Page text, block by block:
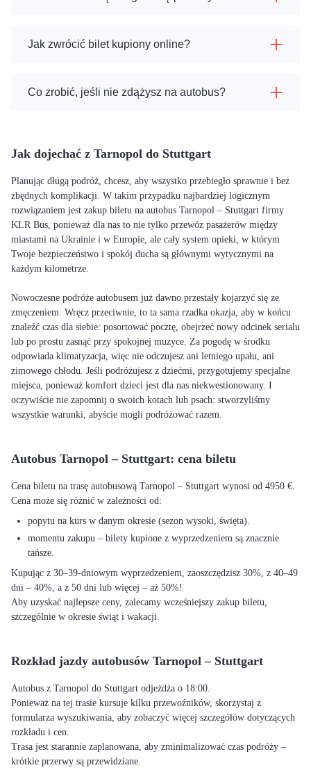
Jak zwrócić bilet kupiony online?
Co zrobić, jeśli nie zdążysz na autobus?
Jak dojechać z Tarnopol do Stuttgart
Planując długą podróż, chcesz, aby wszystko przebiegło sprawnie i bez
zbędnych komplikacji. W takim przypadku najbardziej logicznym
rozwiązaniem jest zakup biletu na autobus Tarnopol – Stuttgart firmy
KLR Bus, ponieważ dla nas to nie tylko przewóz pasażerów między
miastami na Ukrainie i w Europie, ale cały system opieki, w którym
Twoje bezpieczeństwo i spokój ducha są głównymi wytycznymi na
każdym kilometrze.
Nowoczesne podróże autobusem już dawno przestały kojarzyć się ze
zmęczeniem. Wręcz przeciwnie, to ta sama rzadka okazja, aby w końcu
znaleźć czas dla siebie: posortować pocztę, obejrzeć nowy odcinek serialu
lub po prostu zasnąć przy spokojnej muzyce. Za pogodę w środku
odpowiada klimatyzacja, więc nie odczujesz ani letniego upału, ani
zimowego chłodu. Jeśli podróżujesz z dziećmi, przygotujemy specjalne
miejsca, ponieważ komfort dzieci jest dla nas niekwestionowany. I
oczywiście nie zapomnij o swoich kotach lub psach: stworzyliśmy
wszystkie warunki, abyście mogli podróżować razem.
Autobus Tarnopol – Stuttgart: cena biletu
Cena biletu na trasę autobusową Tarnopol – Stuttgart wynosi od 4950 €.
Cena może się różnić w zależności od:
popytu na kurs w danym okresie (sezon wysoki, święta).
momentu zakupu – bilety kupione z wyprzedzeniem są znacznie
tańsze.
Kupując z 30–39-dniowym wyprzedzeniem, zaoszczędzisz 30%, z 40–49
dni – 40%, a z 50 dni lub więcej – aż 50%!
Aby uzyskać najlepsze ceny, zalecamy wcześniejszy zakup biletu,
szczególnie w okresie świąt i wakacji.
Rozkład jazdy autobusów Tarnopol – Stuttgart
Autobus z Tarnopol do Stuttgart odjeżdża o 18:00.
Ponieważ na tej trasie kursuje kilku przewoźników, skorzystaj z
formularza wyszukiwania, aby zobaczyć więcej szczegółów dotyczących
rozkładu i cen.
Trasa jest starannie zaplanowana, aby zminimalizować czas podróży –
krótkie przerwy są przewidziane.